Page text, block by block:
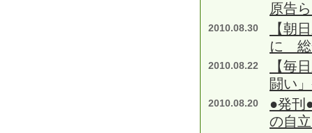
原告
2010.08.30
【朝
に 総
2010.08.22
【毎
闘い
2010.08.20
●発刊
の自